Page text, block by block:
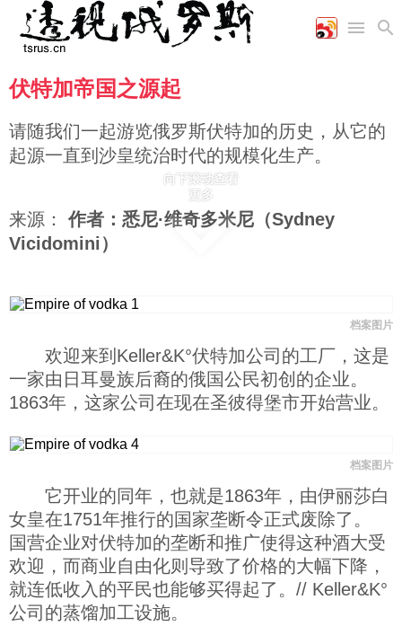
首页
国际
空军
海军
陆军
评论
经济
财经
商业
工业
科技
社会
文化
文艺
教育
美食
历史
图片新闻
高清图片
漫画
伏特加帝国之源起
请随我们一起游览俄罗斯伏特加的历史，从它的
起源一直到沙皇统治时代的规模化生产。
来源： 作者：悉尼·维奇多米尼（Sydney
Vicidomini）
向下滚动查看
更多
档案图片
欢迎来到Keller&K°伏特加公司的工厂，这是
一家由日耳曼族后裔的俄国公民初创的企业。
1863年，这家公司在现在圣彼得堡市开始营业。
档案图片
它开业的同年，也就是1863年，由伊丽莎白
女皇在1751年推行的国家垄断令正式废除了。
国营企业对伏特加的垄断和推广使得这种酒大受
欢迎，而商业自由化则导致了价格的大幅下降，
就连低收入的平民也能够买得起了。// Keller&K°
公司的蒸馏加工设施。